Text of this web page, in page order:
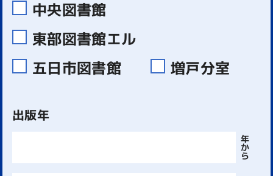
中央図書館
東部図書館エル
五日市図書館
増戸分室
出版年
年
か
ら